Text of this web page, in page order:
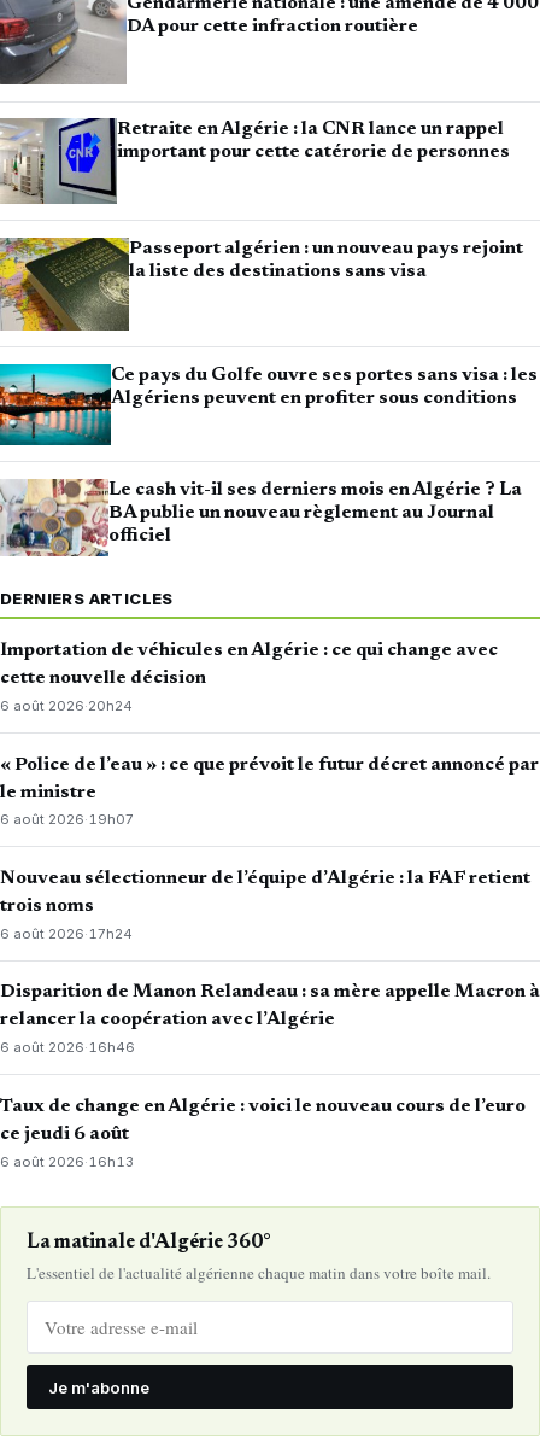
Gendarmerie nationale : une amende de 4 000
DA pour cette infraction routière
Retraite en Algérie : la CNR lance un rappel
important pour cette catérorie de personnes
Passeport algérien : un nouveau pays rejoint
la liste des destinations sans visa
Ce pays du Golfe ouvre ses portes sans visa : les
Algériens peuvent en profiter sous conditions
Le cash vit-il ses derniers mois en Algérie ? La
BA publie un nouveau règlement au Journal
officiel
DERNIERS ARTICLES
Importation de véhicules en Algérie : ce qui change avec
cette nouvelle décision
6 août 2026·20h24
« Police de l’eau » : ce que prévoit le futur décret annoncé par
le ministre
6 août 2026·19h07
Nouveau sélectionneur de l’équipe d’Algérie : la FAF retient
trois noms
6 août 2026· 17h24
Disparition de Manon Relandeau : sa mère appelle Macron à
relancer la coopération avec l’Algérie
6 août 2026·16h46
Taux de change en Algérie : voici le nouveau cours de l’euro
ce jeudi 6 août
6 août 2026· 16h13
La matinale d'Algérie 360°
L'essentiel de l'actualité algérienne chaque matin dans votre boîte mail.
Je m'abonne